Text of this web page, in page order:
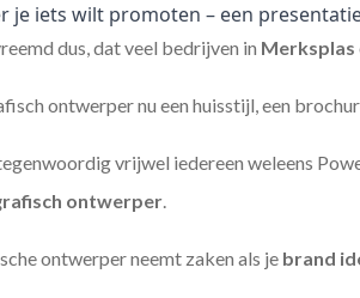
je iets wilt promoten – een
dus, dat veel bedrijven in Merksplas
ontwerper nu een huisstijl, een
vrijwel iedereen weleens
ontwerper.
ontwerper neemt zaken als je brand